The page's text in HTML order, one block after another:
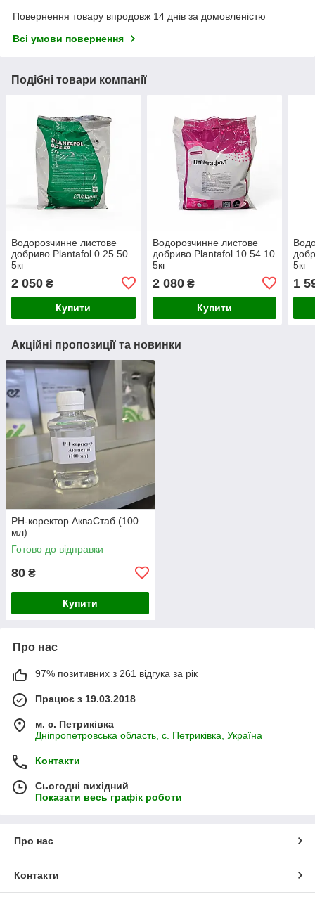
Повернення товару впродовж 14 днів за домовленістю
Всі умови повернення
Подібні товари компанії
Водорозчинне листове
добриво Plantafol 0.25.50
5кг
2 050 ₴
Купити
Водорозчинне листове
добриво Plantafol 10.54.10
5кг
2 080₴
Купити
5кг
1
Акційні пропозиції та новинки
РН-коректор АкваСтаб (100
мл)
Готово до відправки
80 ₴
Купити
Про нас
97% позитивних з 261 відгука за рік
Працює з 19.03.2018
м. с. Петриківка
Дніпропетровська область, с. Петриківка, Україна
Контакти
Сьогодні вихідний
Показати весь графік роботи
Про нас
Контакти